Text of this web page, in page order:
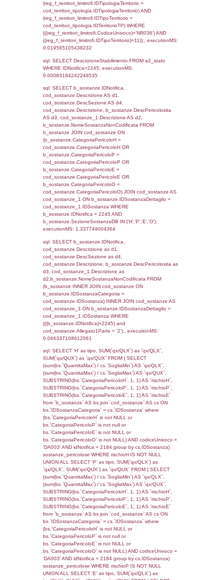
cod_territori_tipologia.IDTipologiaTerritorio)
(f_territori_limitrofi.IDTipoTerritorio =
cod_territori_tipologia.IDTerritorioTP)
(((f_territori_limitrofi.IDNotifica)=2245) AND
((f_territori_limitrofi.IDTipoTerritorio)=4)),
0.071567058563232
f_territori_limitrofi.Direzione,
f_territori_limitrofi.Denominazione,
f_territori_limitrofi.DescAltro FROM
JOIN cod_territori_tipologia ON
(f_territori_limitrofi.IDTipologiaTerritorio =
cod_territori_tipologia.IDTipologiaTerritorio)
(f_territori_limitrofi.IDTipoTerritorio =
cod_territori_tipologia.IDTerritorioTP)
(((f_territori_limitrofi.IDNotifica)=2245) AND
((f_territori_limitrofi.IDTipoTerritorio)=5)),
0.070765018463135
f_territori_limitrofi.Direzione,
f_territori_limitrofi.Denominazione,
rofi.DescAltro FROM f_territori_limitrofi
cod_territori_tipologia ON
(f_territori_limitrofi.IDTipologiaTerritorio =
cod_territori_tipologia.IDTipologiaTerritorio)
(f_territori_limitrofi.IDTipoTerritorio =
cod_territori_tipologia.IDTerritorioTP)
(((f_territori_limitrofi.IDNotifica)=2245) AND
((f_territori_limitrofi.IDTipoTerritorio)=6)),
0.072557926177979
sql: SELECT f_territori_limitrofi.Distanza,
f_territori_limitrofi.Direzione,
f_territori_limitrofi.Denominazione,
rofi.DescAltro FROM f_territori_limitrofi
cod_territori_tipologia ON
(f_territori_limitrofi.IDTipologiaTerritorio =
cod_territori_tipologia.IDTipologiaTerritorio)
(f_territori_limitrofi.IDTipoTerritorio =
cod_territori_tipologia.IDTerritorioTP)
(((f_territori_limitrofi.IDNotifica)=2245) AND
((f_territori_limitrofi.IDTipoTerritorio)=7)),
0.068562030792236
sql: SELECT f_territori_limitrofi.Distanza,
f_territori_limitrofi.Direzione,
f_territori_limitrofi.Denominazione,